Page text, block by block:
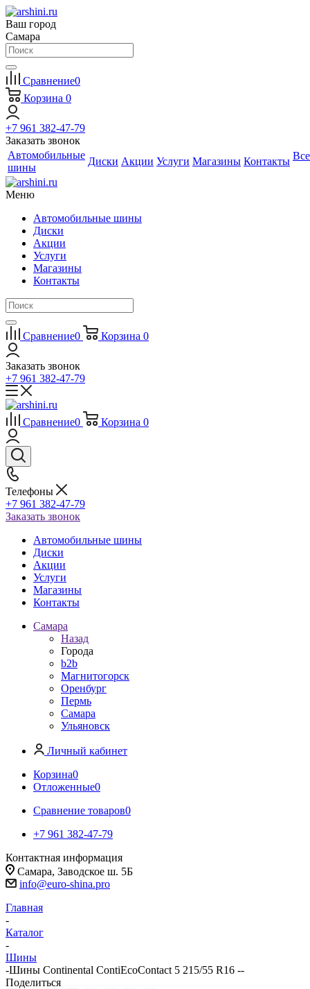
Ваш город
Самара
Сравнение0
Корзина 0
+7 961 382-47-79
Заказать звонок
Автомобильные
шины
Диски Акции Услуги Магазины Контакты Все
Меню
Автомобильные шины
Диски
Акции
Услуги
Магазины
Контакты
Сравнение0 Корзина 0
Заказать звонок
+7 961 382-47-79
Сравнение0 Корзина 0
Телефоны
+7 961 382-47-79
Заказать звонок
Автомобильные шины
Диски
Акции
Услуги
Магазины
Контакты
Самара
Назад
Города
b2b
Магнитогорск
Оренбург
Пермь
Самара
Ульяновск
Личный кабинет
Корзина0
Отложенные0
Сравнение товаров0
+7 961 382-47-79
Контактная информация
Самара, Заводское ш. 5Б
info@euro-shina.pro
Главная
-
Каталог
-
Шины
-Шины Continental ContiEcoContact 5 215/55 R16 --
Поделиться